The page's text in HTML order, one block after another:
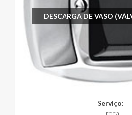
DESCARGA DE VASO
Serviço:
Troca